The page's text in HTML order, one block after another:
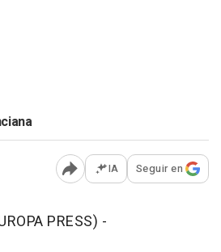
Abrir opciones para
IA Seguir en
PRESS) -